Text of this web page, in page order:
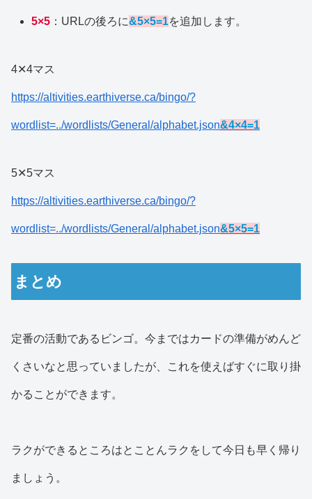
5×5 ：URLの後ろに&5×5=1を追加します。
4✕4マス
https://altivities.earthiverse.ca/bingo/?
wordlist=../wordlists/General/alphabet.json&4×4=1
5✕5マス
https://altivities.earthiverse.ca/bingo/?
wordlist=../wordlists/General/alphabet.json&5×5=1
まとめ
定番の活動であるビンゴ。今まではカードの準備がめんど
くさいなと思っていましたが、これを使えばすぐに取り掛
かることができます。
ラクができるところはとことんラクをして今日も早く帰り
ましょう。